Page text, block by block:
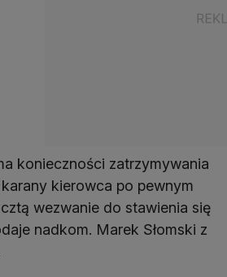
konieczności zatrzymywania
kierowca po pewnym
wezwanie do stawienia się
nadkom. Marek Słomski z